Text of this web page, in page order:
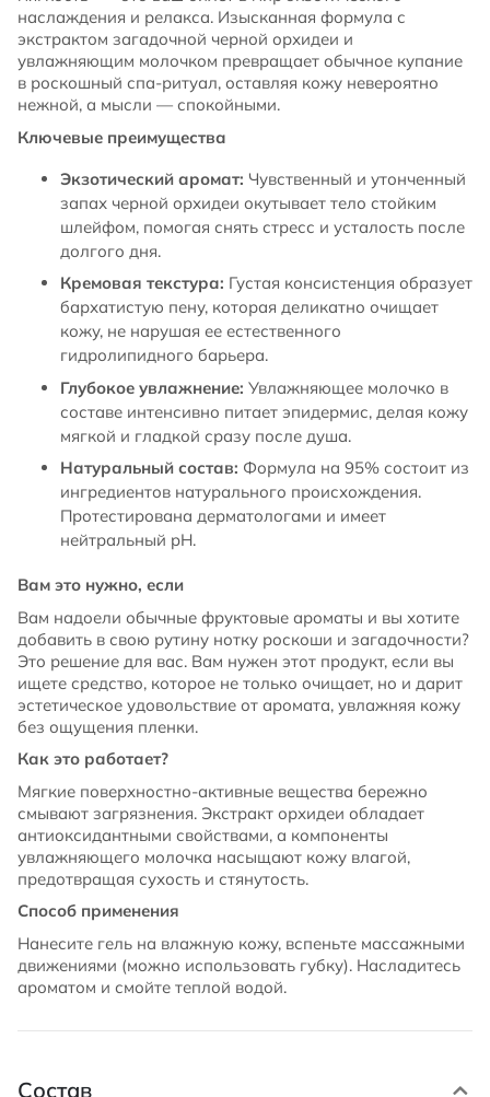
наслаждения и релакса. Изысканная формула с
экстрактом загадочной черной орхидеи и
увлажняющим молочком превращает обычное купание
в роскошный спа-ритуал, оставляя кожу невероятно
нежной, а мысли — спокойными.
Ключевые преимущества
Экзотический аромат: Чувственный и утонченный
запах черной орхидеи окутывает тело стойким
шлейфом, помогая снять стресс и усталость после
долгого дня.
Кремовая текстура: Густая консистенция образует
бархатистую пену, которая деликатно очищает
кожу, не нарушая ее естественного
гидролипидного барьера.
Глубокое увлажнение: Увлажняющее молочко в
составе интенсивно питает эпидермис, делая кожу
мягкой и гладкой сразу после душа.
Натуральный состав: Формула на 95% состоит из
ингредиентов натурального происхождения.
Протестирована дерматологами и имеет
нейтральный pH.
Вам это нужно, если
Вам надоели обычные фруктовые ароматы и вы хотите
добавить в свою рутину нотку роскоши и загадочности?
Это решение для вас. Вам нужен этот продукт, если вы
ищете средство, которое не только очищает, но и дарит
эстетическое удовольствие от аромата, увлажняя кожу
без ощущения пленки.
Как это работает?
Мягкие поверхностно-активные вещества бережно
смывают загрязнения. Экстракт орхидеи обладает
антиоксидантными свойствами, а компоненты
увлажняющего молочка насыщают кожу влагой,
предотвращая сухость и стянутость.
Способ применения
Нанесите гель на влажную кожу, вспеньте массажными
движениями (можно использовать губку). Насладитесь
ароматом и смойте теплой водой.
Состав